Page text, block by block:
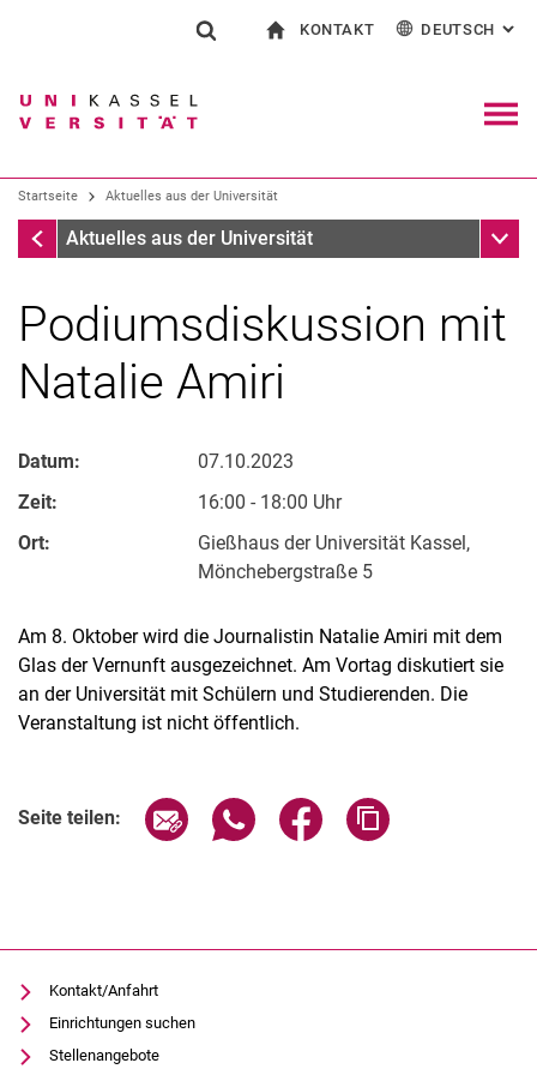
Springe direkt zu: Inhalt
Springe direkt zu: Suche
Springe direkt zu:
Suchen (öffnet externen Link in einem
KONTAKT
Kontakt für Presse und Öffentlichkeit
Einrichtungen suchen
DEUTSCH :
Startseite Aktuelles aus der Universität
Startseite
Aktuelles aus der Universität
Podiumsdiskussion mit
Natalie Amiri
Datum:
07.10.2023
Zeit:
16:00 - 18:00 Uhr
Ort:
Gießhaus der Universität Kassel,
Mönchebergstraße 5
Am 8. Oktober wird die Journalistin Natalie Amiri mit dem
Glas der Vernunft ausgezeichnet. Am Vortag diskutiert sie
an der Universität mit Schülern und Studierenden. Die
Veranstaltung ist nicht öffentlich.
Seite teilen: Seite über E-Mail teilen
Seite über WhatsApp teilen
Seite über Facebook
Kontakt/Anfahrt
Einrichtungen suchen
Stellenangebote